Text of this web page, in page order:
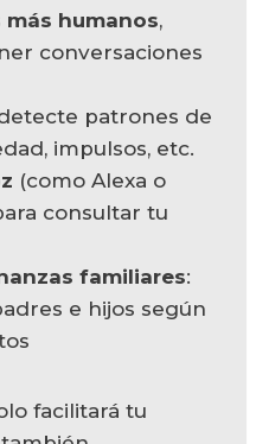
humanos,
conversaciones
patrones de
impulsos, etc.
(como Alexa o
consultar tu
familiares:
e hijos según
facilitará tu